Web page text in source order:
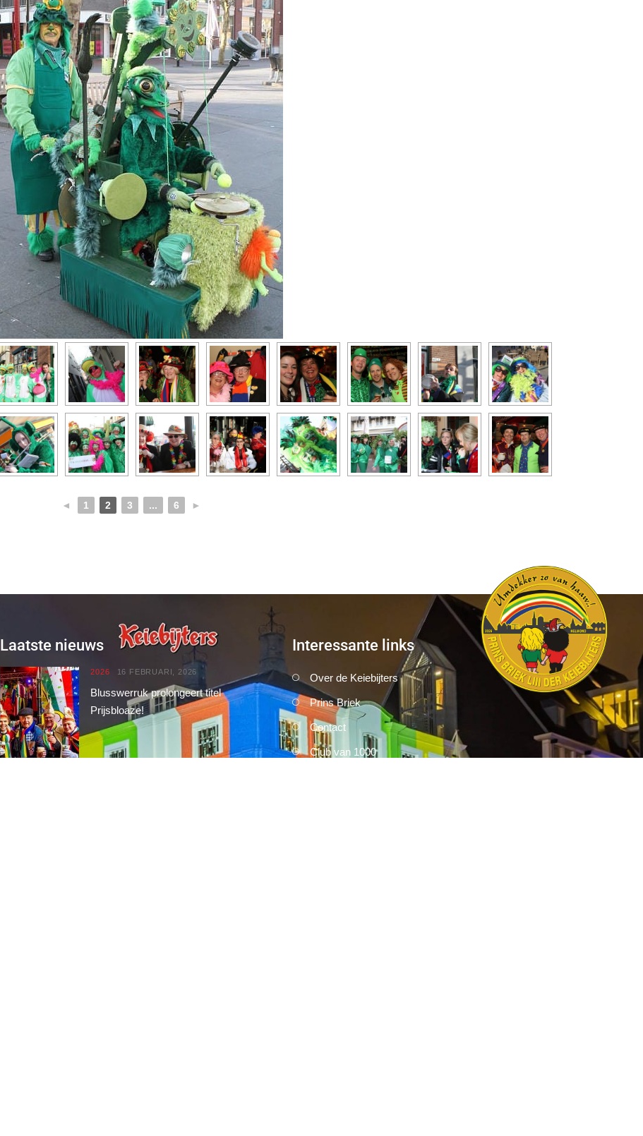
◄ 1 2 3 ... 6 ►
Laatste nieuws
2026 16 FEBRUARI, 2026
Blusswerruk prolongeert titel
Prijsbloaze!
Interessante links
Over de Keiebijters
Prins Briek
Contact
Club van 1000